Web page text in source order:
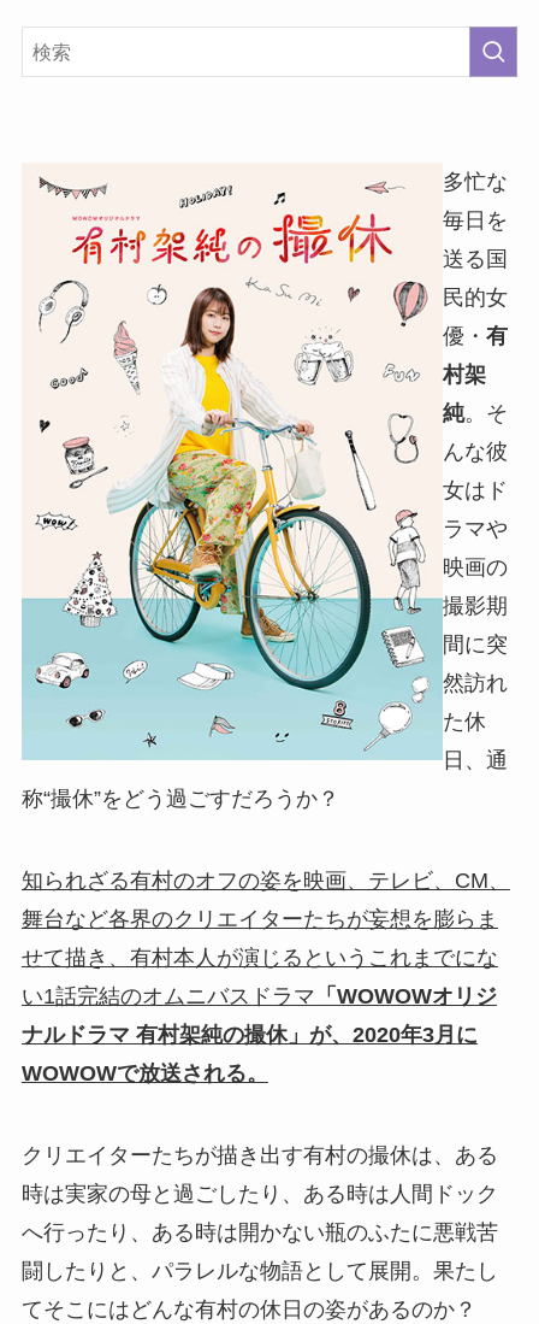
多忙な
毎日を
送る国
民的女
優・ 有
村架
純。そ
んな彼
女はド
ラマや
映画の
撮影期
間に突
然訪れ
た休
日、通
称“撮休”をどう過ごすだろうか？
知られざる有村のオフの姿を映画、テレビ、CM、
舞台など各界のクリエイターたちが妄想を膨らま
せて描き、有村本人が演じるというこれまでにな
い1話完結のオムニバスドラマ 「WOWOWオリジ
ナルドラマ 有村架純の撮休」が、2020年3月に
WOWOWで放送される。
クリエイターたちが描き出す有村の撮休は、ある
時は実家の母と過ごしたり、ある時は人間ドック
へ行ったり、ある時は開かない瓶のふたに悪戦苦
闘したりと、パラレルな物語として展開。果たし
てそこにはどんな有村の休日の姿があるのか？